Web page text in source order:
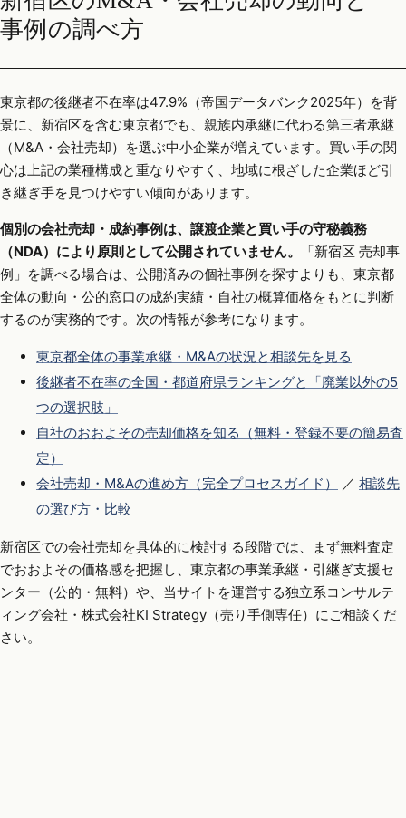
事例の調べ方
東京都の後継者不在率は47.9%（帝国データバンク2025年）を背
景に、新宿区を含む東京都でも、親族内承継に代わる第三者承継
（M&A・会社売却）を選ぶ中小企業が増えています。買い手の関
心は上記の業種構成と重なりやすく、地域に根ざした企業ほど引
き継ぎ手を見つけやすい傾向があります。
個別の会社売却・成約事例は、譲渡企業と買い手の守秘義務
（NDA）により原則として公開されていません。
「新宿区 売却事
例」を調べる場合は、公開済みの個社事例を探すよりも、東京都
全体の動向・公的窓口の成約実績・自社の概算価格をもとに判断
するのが実務的です。次の情報が参考になります。
東京都全体の事業承継・M&Aの状況と相談先を見る
後継者不在率の全国・都道府県ランキングと「廃業以外の5
つの選択肢」
自社のおおよその売却価格を知る（無料・登録不要の簡易査
定）
会社売却・M&Aの進め方（完全プロセスガイド）
／ 相談先
の選び方・比較
新宿区での会社売却を具体的に検討する段階では、まず無料査定
でおおよその価格感を把握し、東京都の事業承継・引継ぎ支援セ
ンター（公的・無料）や、当サイトを運営する独立系コンサルテ
ィング会社・株式会社KI Strategy（売り手側専任）にご相談くだ
さい。